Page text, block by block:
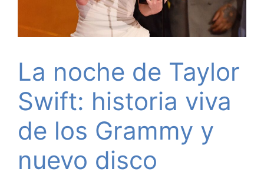
La noche de Taylor
Swift: historia viva
de los Grammy y
nuevo disco